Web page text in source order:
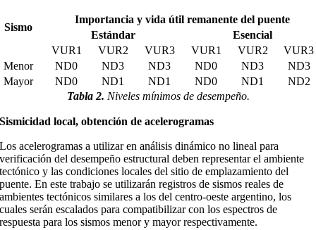
Sismo
Importancia y vida útil remanente del puente
Estándar
Esencial
VUR1
VUR2 VUR3 VUR1 VUR2
VUR3
Menor
ND0 ND3 ND3 ND0 ND3
ND3
Mayor
ND0 ND1 ND1 ND0 ND1
ND2
Tabla 2. Niveles mínimos de desempeño.
Sismicidad local, obtención de acelerogramas
Los acelerogramas a utilizar en análisis dinámico no lineal para
verificación del desempeño estructural deben representar el ambiente
tectónico y las condiciones locales del sitio de emplazamiento del
puente. En este trabajo se utilizarán registros de sismos reales de
ambientes tectónicos similares a los del centro-oeste argentino, los
cuales serán escalados para compatibilizar con los espectros de
respuesta para los sismos menor y mayor respectivamente.